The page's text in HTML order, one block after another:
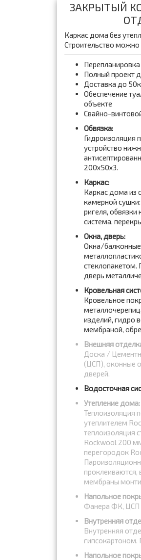
ЗАКРЫТЫЙ
Каркас дома без
Строительство
Полный проект
Доставка до
Обеспечение
объекте
Свайно-
Обвязка:
Гидроизоляция
устройство
200x50x3.
Каркас:
Каркас дома из
камерной
ригеля, обвязки
система,
Окна, дверь:
Окна/
стеклопакетом.
дверь
Кровельная
Кровельное
изделий, гидро
мембраной,
Внешняя
Доска /
(ЦСП), оконные
дверей.
Водосточная
Утепление дома:
Теплоизоляция
утеплителем
теплоизоляция
Rockwool 200
перегородок
проклеиваются,
мембраны
Напольное
Фанера ФК, ЦСП
Внутренняя
Внутренняя
Напольное